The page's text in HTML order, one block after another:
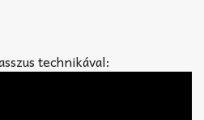
technikával: